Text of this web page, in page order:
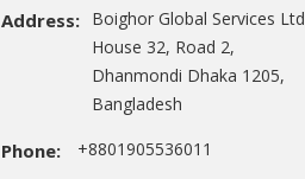
Address: Boighor Global Services Ltd
House 32, Road 2,
Dhanmondi Dhaka 1205,
Bangladesh
Phone: +8801905536011